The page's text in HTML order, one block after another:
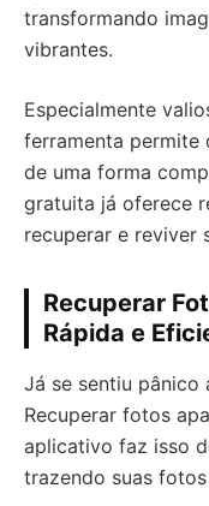
transformando
vibrantes.
Especialmente
ferramenta permite
de uma forma
gratuita já oferece
recuperar e reviver
Recuperar
Rápida e
Já se sentiu
Recuperar fotos
aplicativo faz isso
trazendo suas